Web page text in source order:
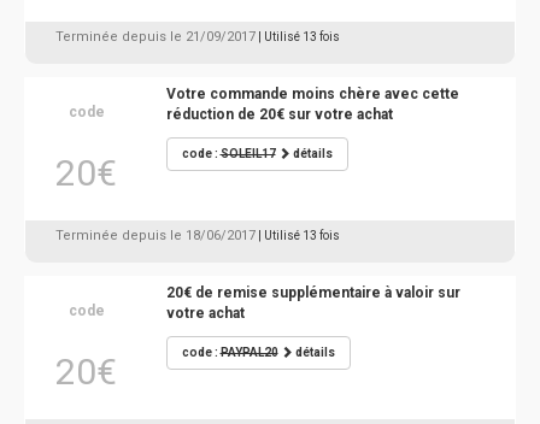
Terminée depuis le 21/09/2017 | Utilisé 13 fois
code
20€
Votre commande moins chère avec cette
réduction de 20€ sur votre achat
code :SOLEIL17 détails
Terminée depuis le 18/06/2017 | Utilisé 13 fois
code
20€
20€ de remise supplémentaire à valoir sur
votre achat
code :PAYPAL20 détails